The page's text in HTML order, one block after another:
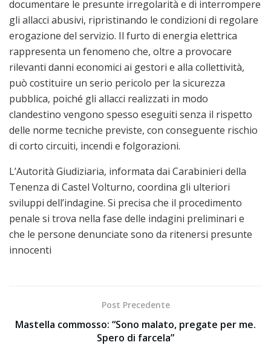
documentare le presunte irregolarità e di interrompere
gli allacci abusivi, ripristinando le condizioni di regolare
erogazione del servizio. Il furto di energia elettrica
rappresenta un fenomeno che, oltre a provocare
rilevanti danni economici ai gestori e alla collettività,
può costituire un serio pericolo per la sicurezza
pubblica, poiché gli allacci realizzati in modo
clandestino vengono spesso eseguiti senza il rispetto
delle norme tecniche previste, con conseguente rischio
di corto circuiti, incendi e folgorazioni.
L’Autorità Giudiziaria, informata dai Carabinieri della
Tenenza di Castel Volturno, coordina gli ulteriori
sviluppi dell’indagine. Si precisa che il procedimento
penale si trova nella fase delle indagini preliminari e
che le persone denunciate sono da ritenersi presunte
innocenti
Post Precedente
Mastella commosso: “Sono malato, pregate per me.
Spero di farcela”